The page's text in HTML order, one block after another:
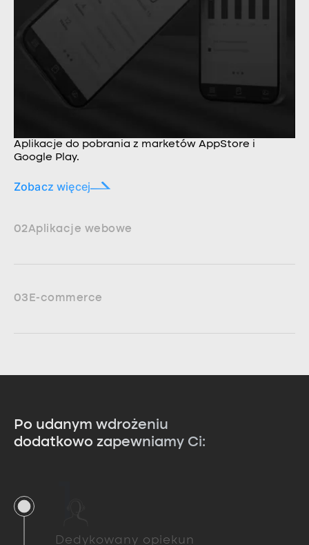
Aplikacje do pobrania z marketów AppStore i
Google Play.
Zobacz więcej
02Aplikacje webowe
03E-commerce
Po udanym wdrożeniu
dodatkowo zapewniamy Ci:
Dedykowany opiekun